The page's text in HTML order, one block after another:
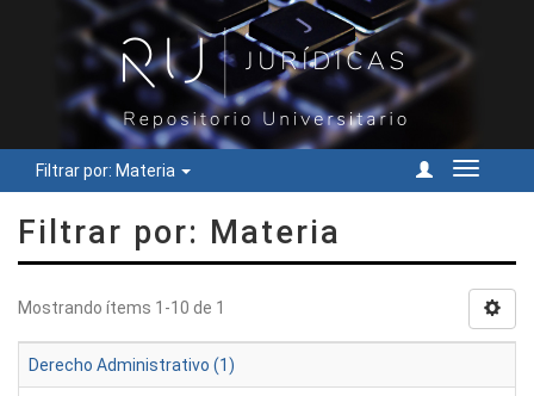
Filtrar por: Materia
Cambiar
Filtrar por: Materia
Mostrando ítems 1-10 de 1
Derecho Administrativo (1)